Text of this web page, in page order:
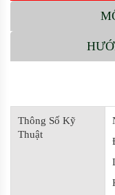
Thông Số Kỹ
Thuật